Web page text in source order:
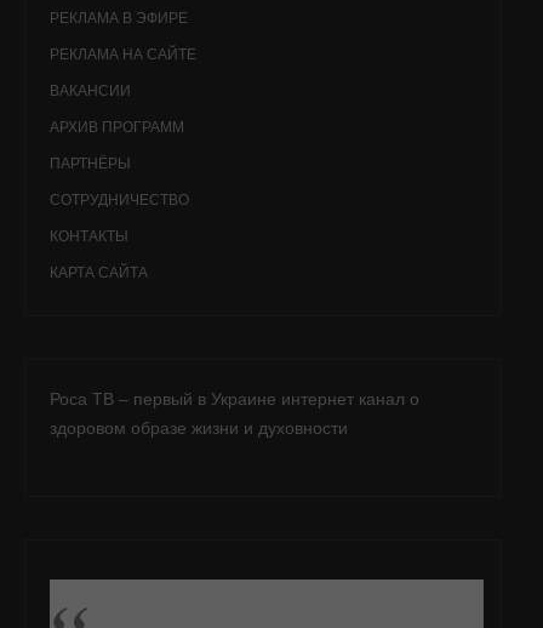
РЕКЛАМА В ЭФИРЕ
РЕКЛАМА НА САЙТЕ
ВАКАНСИИ
АРХИВ ПРОГРАММ
ПАРТНЁРЫ
СОТРУДНИЧЕСТВО
КОНТАКТЫ
КАРТА САЙТА
Роса ТВ – первый в Украине интернет канал о
здоровом образе жизни и духовности
ПОДПИСАТЬСЯ НА FB